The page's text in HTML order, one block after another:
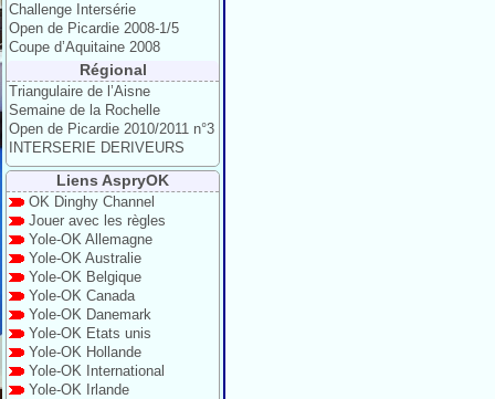
Challenge Intersérie
Open de Picardie 2008-1/5
Coupe d’Aquitaine 2008
Régional
Triangulaire de l’Aisne
Semaine de la Rochelle
Open de Picardie 2010/2011 n°3
INTERSERIE DERIVEURS
Liens AspryOK
OK Dinghy Channel
Jouer avec les règles
Yole-OK Allemagne
Yole-OK Australie
Yole-OK Belgique
Yole-OK Canada
Yole-OK Danemark
Yole-OK Etats unis
Yole-OK Hollande
Yole-OK International
Yole-OK Irlande